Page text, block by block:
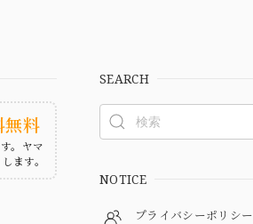
無料
。ヤマ
ます。
SEARCH
NOTICE
プライバシーポリシー